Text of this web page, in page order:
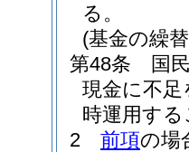
る。
(基金の繰
第48条
国
現金に不
時運用す
2
前項の場